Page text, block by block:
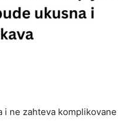
ne zahteva komplikovane